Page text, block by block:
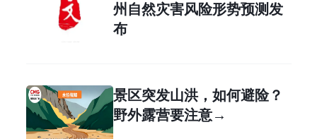
州自然灾害风险形势预测发
布
景区突发山洪，如何避险？
野外露营要注意→